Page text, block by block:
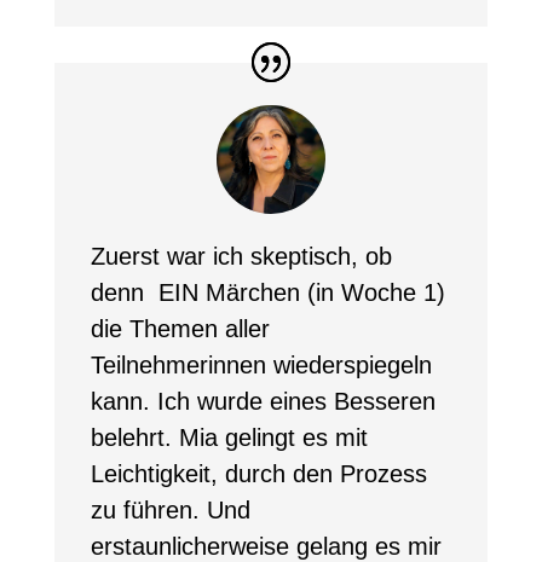
Zuerst war ich skeptisch, ob
denn EIN Märchen (in Woche 1)
die Themen aller
Teilnehmerinnen wiederspiegeln
kann. Ich wurde eines Besseren
belehrt. Mia gelingt es mit
Leichtigkeit, durch den Prozess
zu führen. Und
erstaunlicherweise gelang es mir